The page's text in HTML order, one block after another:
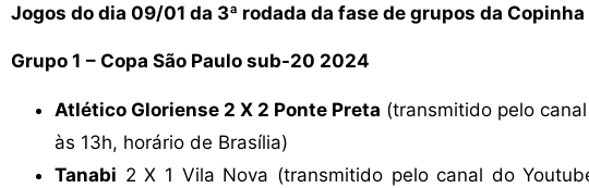
Jogos do dia 09/01 da 3ª rodada da fase de grupos da
Grupo 1 – Copa São Paulo sub-20 2024
Atlético Gloriense 2 X 2 Ponte Preta (transmitido pelo
às 13h, horário de Brasília)
Tanabi 2 X 1 Vila Nova (transmitido pelo canal do